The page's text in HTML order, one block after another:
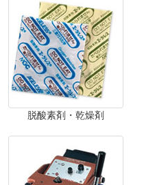
脱酸素剤・乾燥剤